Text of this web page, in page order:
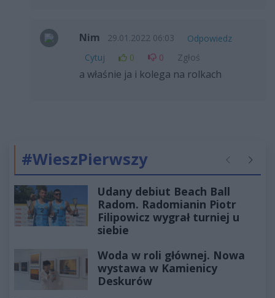
Nim 29.01.2022 06:03
Odpowiedz
Cytuj
0 0 Zgłoś
a właśnie ja i kolega na rolkach
#WieszPierwszy Poprzednie
Udany debiut Beach Ball
Radom. Radomianin Piotr
Filipowicz wygrał turniej u
siebie
Woda w roli głównej. Nowa
wystawa w Kamienicy
Deskurów